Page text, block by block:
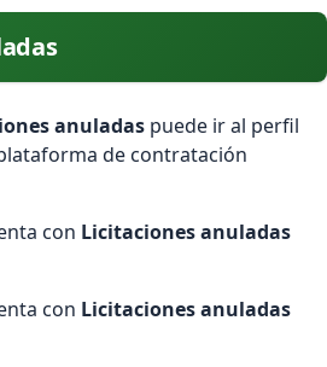
anuladas puede ir al perfil
de contratación
con Licitaciones anuladas
con Licitaciones anuladas